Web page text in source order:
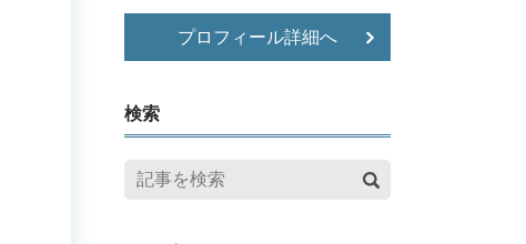
プロフィール詳細へ
検索